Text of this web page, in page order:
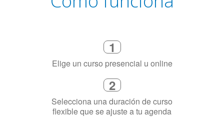
Cómo funciona
1
2
Selecciona una duración de curso